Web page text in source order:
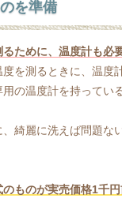
を準備
ために、温度計も必
を測るときに、温度
の温度計を持ってい
綺麗に洗えば問題な
ものが実売価格1千円